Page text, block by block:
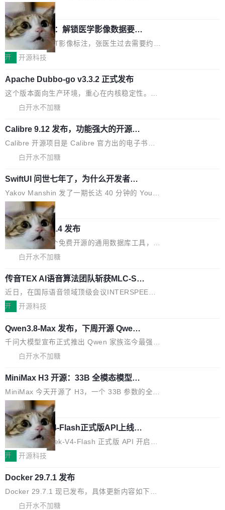
布，具体更新内容包括： feat(zero)：Zero 现
支持 --security superflag（token=...;whitelist
=...），与 Alpha 版本的格式一致，并据此对其
管理 HTTP 端点进行授权。 <blockquote> <p>
<span><strong>警告：</strong>&nbsp;Zero
的 admin ...
块钱的玩意儿——一根小竹签，一个竹筒，一头
系着涂了松香的线。甩起来，竹膜震动，发出“哇
——哇”的蝉鸣声。实物越来越难找了，有开发者
把它做成了 Web 玩具，放在 zhuzhiliao.imsai.c
c 上，并在 GitHub 开源。 玩法很简单：按住屏
（圈/秒），声音来自真实竹知了录音的 1.72 秒
采样，无缝循环。音频解码失败时，还有一套合
成兜底——锯齿波振荡器模拟脉冲，并联带通共
擎是绳系质点模型：重力、弹性绳（只拉不
推）、空气阻力，1/240 秒定步长积...
局
30倍效率升级：解锁医学影像数据要素
价值化的真实路径
完成一例腹部CT影像标注，张医生过去需要约1
20个小时。他必须在数百张连续影像上，一笔一
用东软飞标医学影像标注平台，同样的工作缩短
至4小时，效率提升30倍。 这组数字背后，改变
的不只是速度，而是把医学影像转化为AI能力的
庞大，但不能直接用于训练模型。器官、病灶和
组织边界，必须由专业医生逐层识别、标记和校
正，才能成为机器能理解的高质量数据。医学影
的时间。 张医生是某三甲医院放射科副主任医
师，牵头一项腹部肌肉影像课题。他需要在数百
张CT影像上完成像素级精细分割，让系统"...
开 开源科技
Apache Dubbo-go v3.3.2 正式发布
这个版本面向生产环境，重心在内核稳定性。我
们彻底收敛了旧配置体系，扩展了 Triple 协议与
理，同时集中修了并发安全、资源泄漏和热路径
性能问题。
白开水不加糖
Calibre 9.12 发布，功能强大的开源电
子书工具
Calibre 开源项目是 Calibre 官方出的电子书管
理工具。它可以查看，转换，编辑和分类所有主
以在 Linux、Windows 和 macOS 上运行。 Cal
ibre 9.12 现已正式发布，此次更新内容如下：
新功能 macOS：在 Connect/Share 按钮中添加
通过 AirDop 共享书籍的功能 Content server：
支持可向服务器后端添加新端点的插件 Edit boo
k：Compress images：添加将 GIF 图像转换为
白开水不加糖
SwiftUI 问世七年了，为什么开发者还
在骂它？
Yakov Manshin 发了一期长达 40 分钟的 YouT
ube 视频，标题是"SwiftUI 七年后：一个平庸的
故事"。视频核心观点很简单：SwiftUI 发布七年
了，仍然像一个永久公测版。 Manshin 从数据
流、布局系统、API 稳定性、性能、跨平台五个
维度逐一批判了 SwiftUI。最让人印象深刻的一
marks，用最新 Xcode 在最新 macOS 上构建
运行，出来的效果是坏的——侧边栏按钮大小不
一，界面错位。他说这个问题"两年前就发现了，
至今没变"。 数据流方面，Manshin 指出 SwiftU
I 的属性包装器演进史...
局
DBeaver 26.1.4 发布
DBeaver 是一个免费开源的通用数据库工具，适
用于开发人员和数据库管理员。DBeaver 26.1.4
yle="margin-left:0; margin-right:0"> <li><span
style="color:#000000">现在可以通过键盘访问
AI 聊天功能（添加了一些快捷键）</span></li>
在新 SQL 控制台中打开 AI 生成的脚本的功能</
span></li> <li><span style="color:#000000...
白开水不加糖
传音TEX AI语音算法团队斩获MLC-SL
M 2026国际挑战赛Task 1亚军
近日，在国际语音领域顶级会议INTERSPEECH
2026卫星活动——第二届多语种对话语音语言模
h Language Model Challenge，MLC-SLM）T
ask 1赛道中，传音TEX AI中心语音算法团队以
自主研发的说话人归属多语种自动语音识别系统
队伍中位列第二。此次突破展现了传音在多语种
语音识别、说话人日志、时间对齐与长音频工程
化系统等关键方向的系统性技术实力。 本届赛事
聚焦多语言对话语音模型面临的关键技术挑战，
共吸引来自全球工业界与学术界的1...
开 开源科技
Qwen3.8-Max 发布，下周开源 Qwen3.
8-27B
千问大模型宣布正式推出 Qwen 家族迄今最强大
的模型 Qwen3.8-Max，也是其首个 Max 规模
计将于开源，彼时也将同步开源 Qwen3.8-27B
模型。 根据介绍，Qwen3.8-Max 基于 Qwen 3.
5 的架构基础构建，参数规模扩展至 2.4 万亿，
激活参数95B，支持100万上下文Tokens，在编
程、办公、科研以及长周期任务等方面实现了全
面提升。它不仅能应对更具挑战性的问题，还能
更可靠地端到端完成复杂任务，输出值得信赖的
成果。 全球开发者都可通过千问 AI 平台获得 Q
wen3.8 的 API 服务：国内每百万 Tok...
白开水不加糖
MiniMax H3 开源：33B 全模态模型，
一个视觉语言模型只够当它的编码器
MiniMax 今天开源了 H3，一个 33B 参数的全模
态生成模型，能生成带原生立体声的 2K 视频。
没有发布会，没有预告，直接扔了篇文章出来，
权重已经上传至 Hugging Face。 去年国内的视
频生成模型还在追 Runway 和 Pika 的参数，今
天 MiniMax H3 从架构到许可都摆上台面了。一
组成：H3-Context-IR 负责多模态指令理解和编
排（闭源，提供 API）；H3-Base 是核心生成模
型，33B 参数，负责 768p 音视频生成（开
局
DeepSeek-V4-Flash正式版API上线超
算互联网
近日，DeepSeek-V4-Flash 正式版 API 开启公
开测试。国家超算互联网正式上线 DeepSeek-V
模型 API 调用服务和模型文件。 DeepSeek-V4-
Flash-0731 经过大量后训练工作，智能体能力
大幅增强，指令遵循能力大幅增强。在多项基准
开 开源科技
Docker 29.7.1 发布
Docker 29.7.1 现已发布，具体更新内容如下：
Bug fixes and enhancements 修复了一个回归
白开水不加糖